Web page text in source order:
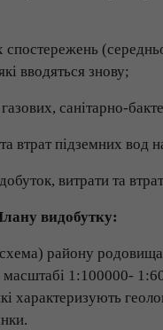
вводяться знову;
санітарно-
втрат підземних вод
витрати та
видобутку:
району
масштабі 1:100000-
характеризують